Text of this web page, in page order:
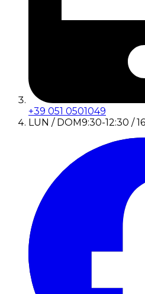
+39 051 0501049
LUN / DOM9:30-12:30 /